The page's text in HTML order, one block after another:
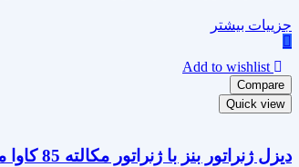
جزییات بیشتر
Add to wishlist
Compare
Quick view
دیزل ژنراتور بنز با ژنراتور مکالته 85 کاوا مدل OM314TAGE2